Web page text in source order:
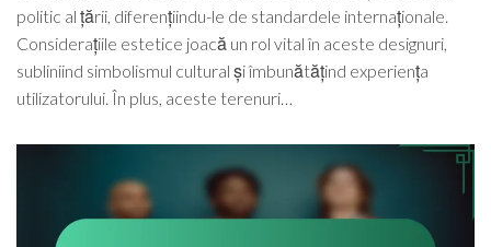
politic al țării, diferențiindu-le de standardele internaționale.
Considerațiile estetice joacă un rol vital în aceste designuri,
subliniind simbolismul cultural și îmbunătățind experiența
utilizatorului. În plus, aceste terenuri…